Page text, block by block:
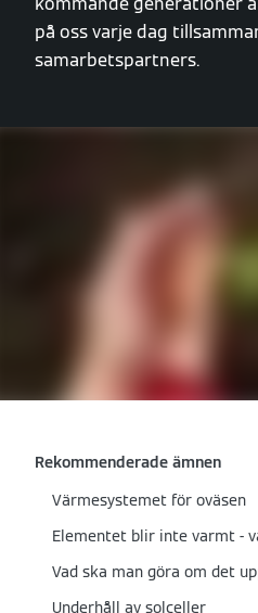
på oss varje dag
samarbetspartners.
Rekommenderade ämnen
Värmesystemet för oväsen
Elementet blir inte varmt -
Vad ska man göra om det
Underhåll av solceller